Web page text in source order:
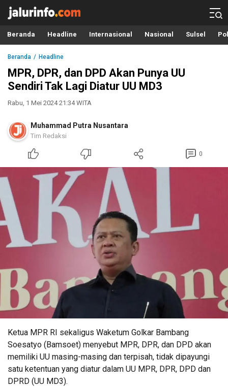
Info Terbaru, Berita Terkini Hari Ini, Jalurinfo.com
Terkini, Akurat dan Terpercaya
Beranda Headline Internasional Nasional Sulsel
Beranda Headline
MPR, DPR, dan DPD Akan Punya UU
Sendiri Tak Lagi Diatur UU MD3
Rabu, 1 Mei 2024 21:34 WITA
Muhammad Putra Nusantara
Tim Redaksi
0
Ketua MPR RI sekaligus Waketum Golkar Bambang
Soesatyo (Bamsoet) menyebut MPR, DPR, dan DPD akan
memiliki UU masing-masing dan terpisah, tidak dipayungi
satu ketentuan yang diatur dalam UU MPR, DPR, DPD dan
DPRD (UU MD3).